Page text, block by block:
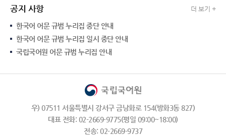
공지 사항 더 보기 +
한국어 어문 규범 누리집 중단 안내
한국어 어문 규범 누리집 일시 중단 안내
국립국어원 어문 규범 누리집 안내
우) 07511 서울특별시 강서구 금낭화로 154(방화3동 827)
대표 전화: 02-2669-9775(평일 09:00~18:00)
전송: 02-2669-9737